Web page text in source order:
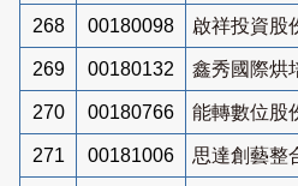
268 00180098 啟祥投資股
269 00180132 鑫秀國際烘
270 00180766 能轉數位股
271 00181006 思達創藝整